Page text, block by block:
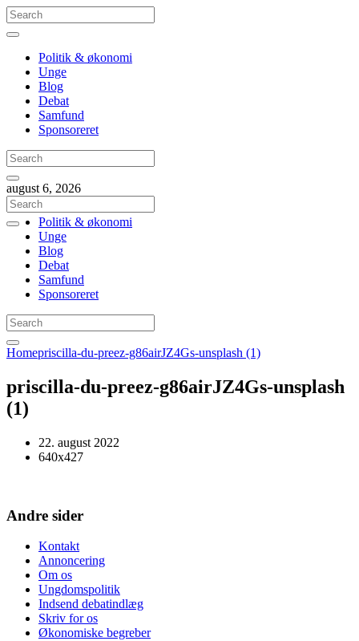
Politik & økonomi
Unge
Blog
Debat
Samfund
Sponsoreret
august 6, 2026
Politik & økonomi
Unge
Blog
Debat
Samfund
Sponsoreret
Homepriscilla-du-preez-g86airJZ4Gs-unsplash (1)
priscilla-du-preez-g86airJZ4Gs-unsplash
(1)
22. august 2022
640x427
Andre sider
Kontakt
Annoncering
Om os
Ungdomspolitik
Indsend debatindlæg
Skriv for os
Økonomiske begreber